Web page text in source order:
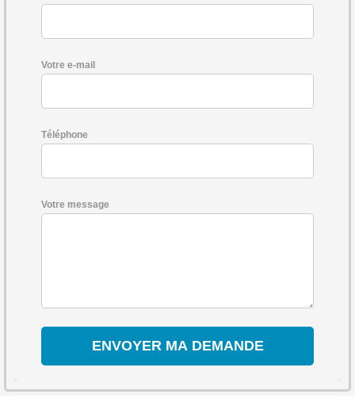
Votre e-mail
Téléphone
Votre message